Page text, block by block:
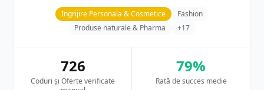
Ingrijire Personala & Cosmetice
Fashion
Produse naturale & Pharma
+17
726
Coduri și Oferte verificate
79%
Rată de succes medie